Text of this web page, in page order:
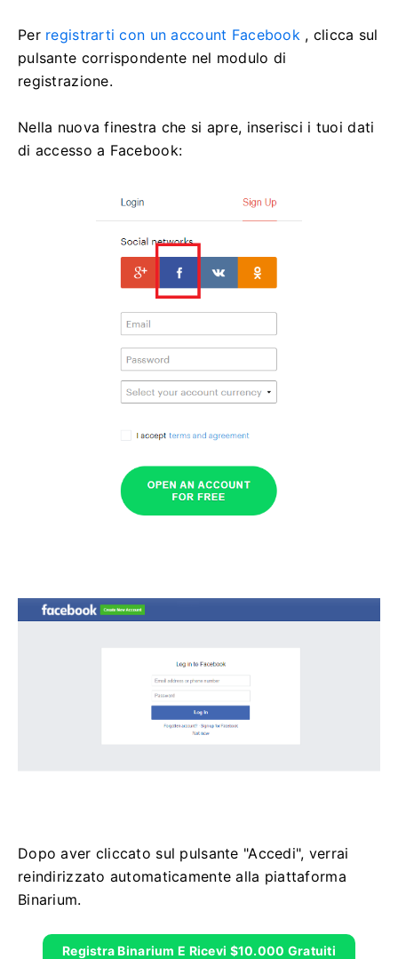
Per registrarti con un account Facebook , clicca sul
pulsante corrispondente nel modulo di
registrazione.
Nella nuova finestra che si apre, inserisci i tuoi dati
di accesso a Facebook:
Dopo aver cliccato sul pulsante "Accedi", verrai
reindirizzato automaticamente alla piattaforma
Binarium.
Registra Binarium E Ricevi $10.000 Gratuiti